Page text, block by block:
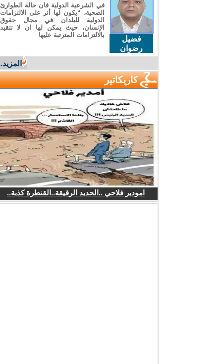
فضيل
رضوان
في الشرعية الدولية فان حالة الطوارئ
الصحية، “يكون لها أثر على الالتزامات
الدولية للبلدان في مجال حقوق
الإنسان، حيث يمكن لها ان لا تتقيد
بالالتزامات المترتبة عليها
المزيد...
كاريكاتير
امودير فلاحي ..الحديد الرقيقة..القنطرة كذبة..